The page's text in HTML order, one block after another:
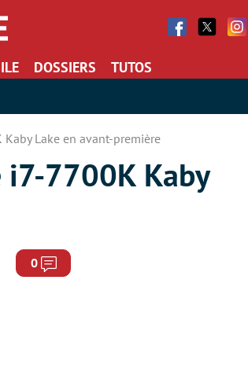
Facebook
Twitter
DOSSIERS TUTOS
Lake en avant-première
7700K Kaby
0 Commentaires